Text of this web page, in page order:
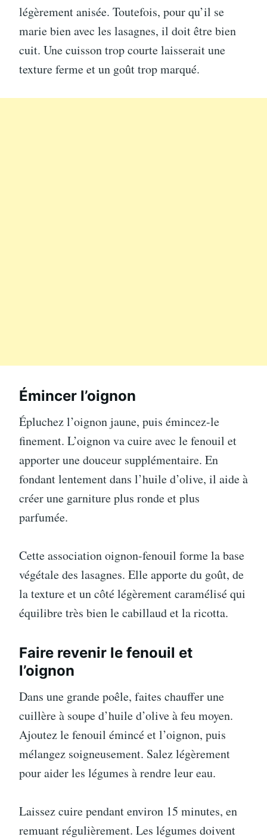
légèrement anisée. Toutefois, pour qu’il se
marie bien avec les lasagnes, il doit être bien
cuit. Une cuisson trop courte laisserait une
texture ferme et un goût trop marqué.
Émincer l’oignon
Épluchez l’oignon jaune, puis émincez-le
finement. L’oignon va cuire avec le fenouil et
apporter une douceur supplémentaire. En
fondant lentement dans l’huile d’olive, il aide à
créer une garniture plus ronde et plus
parfumée.
Cette association oignon-fenouil forme la base
végétale des lasagnes. Elle apporte du goût, de
la texture et un côté légèrement caramélisé qui
équilibre très bien le cabillaud et la ricotta.
Faire revenir le fenouil et
l’oignon
Dans une grande poêle, faites chauffer une
cuillère à soupe d’huile d’olive à feu moyen.
Ajoutez le fenouil émincé et l’oignon, puis
mélangez soigneusement. Salez légèrement
pour aider les légumes à rendre leur eau.
Laissez cuire pendant environ 15 minutes, en
remuant régulièrement. Les légumes doivent